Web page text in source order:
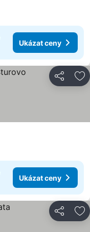
Ukázat ceny
Sdílet
Ukázat ceny
Sdílet